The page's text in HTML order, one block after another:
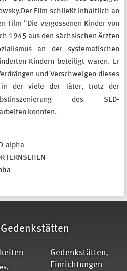
Der Film schließt inhaltlich an
Film "Die vergessenen Kinder von
1945 aus den sächsischen Ärzten
an der systematischen
Kindern beteiligt waren. Er
und Verschweigen dieses
in der viele der Täter, trotz der
des SED-
konnten.
alpha
Gedenkstätten,
Einrichtungen